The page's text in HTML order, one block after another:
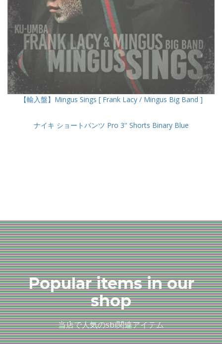
【輸入盤】Mingus Sings [ Frank Lacy / Mingus Big Band ]
ナイキ ショートパンツ Pro 3'' Shorts Binary Blue
Popular items in our
shop
当店で人気のsbi関連アイテム